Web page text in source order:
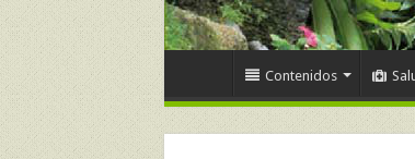
Contenidos